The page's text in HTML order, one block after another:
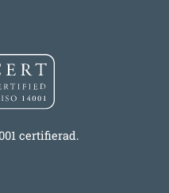
certifierad.